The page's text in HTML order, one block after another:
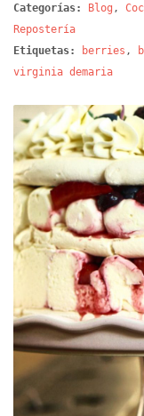
Categorías: Blog ,
Repostería
Etiquetas:
berries ,
virginia demaria